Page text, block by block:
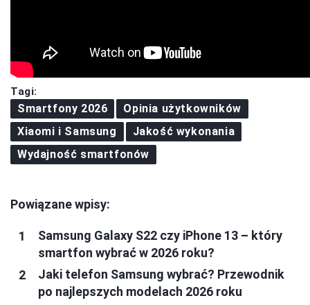
Tagi:
Smartfony 2026
Opinia użytkowników
Xiaomi i Samsung
Jakość wykonania
Wydajność smartfonów
Powiązane wpisy:
Samsung Galaxy S22 czy iPhone 13 – który
smartfon wybrać w 2026 roku?
Jaki telefon Samsung wybrać? Przewodnik
po najlepszych modelach 2026 roku